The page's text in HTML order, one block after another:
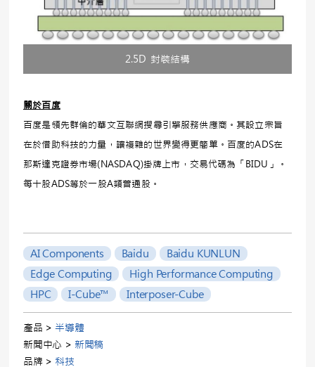
2.5D 封裝結構
關於百度
百度是領先群倫的華文互聯網搜尋引擎服務供應商。其設立宗旨
在於借助科技的力量，讓複雜的世界變得更簡單。百度的ADS在
那斯達克證券市場(NASDAQ)掛牌上市，交易代碼為「BIDU」。
每十股ADS等於一股A類普通股。
AI Components Baidu
Baidu KUNLUN
Edge Computing
High Performance Computing
HPC
I-Cube™ Interposer-Cube
產品 >半導體
新聞中心 > 新聞稿
品牌 > 科技